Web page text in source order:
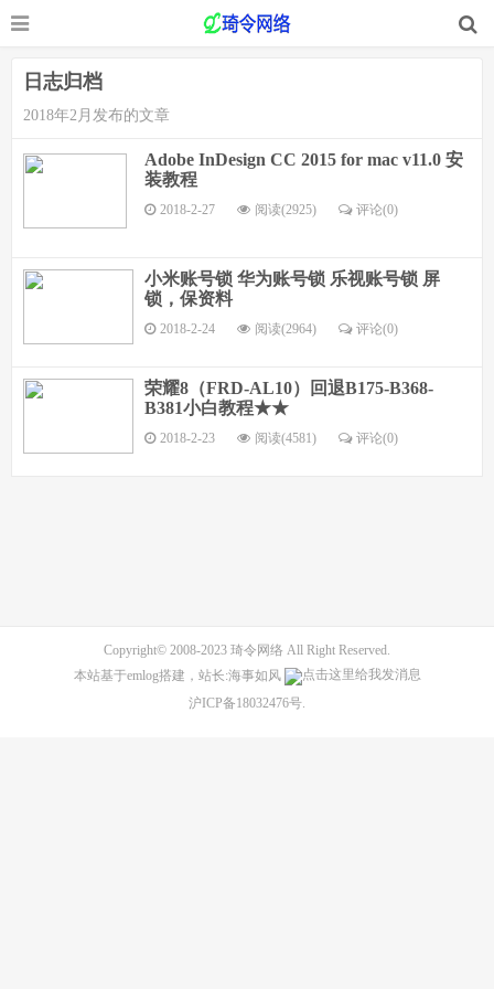
日志归档
2018年2月发布的文章
Adobe InDesign CC 2015 for mac v11.0 安
装教程
2018-2-27 阅读(2925) 评论(0)
小米账号锁 华为账号锁 乐视账号锁 屏
锁，保资料
2018-2-24 阅读(2964) 评论(0)
荣耀8（FRD-AL10）回退B175-B368-
B381小白教程★★
2018-2-23 阅读(4581) 评论(0)
Copyright© 2008-2023 琦令网络 All Right Reserved.
本站基于emlog搭建，站长:海事如风
沪ICP备18032476号.